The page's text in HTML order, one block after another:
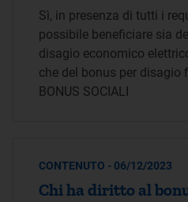
Sì, in presenza di tutti i
possibile beneficiare sia
disagio economico
che del bonus per disagio
BONUS SOCIALI
CONTENUTO - 06/12/2023
Chi ha diritto al